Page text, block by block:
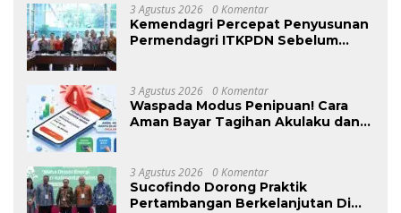
3 Agustus 2026 0 Komentar
Kemendagri Percepat Penyusunan
Permendagri ITKPDN Sebelum
3 Agustus 2026 0 Komentar
Waspada Modus Penipuan! Cara
Aman Bayar Tagihan Akulaku dan
3 Agustus 2026 0 Komentar
Sucofindo Dorong Praktik
Pertambangan Berkelanjutan Di